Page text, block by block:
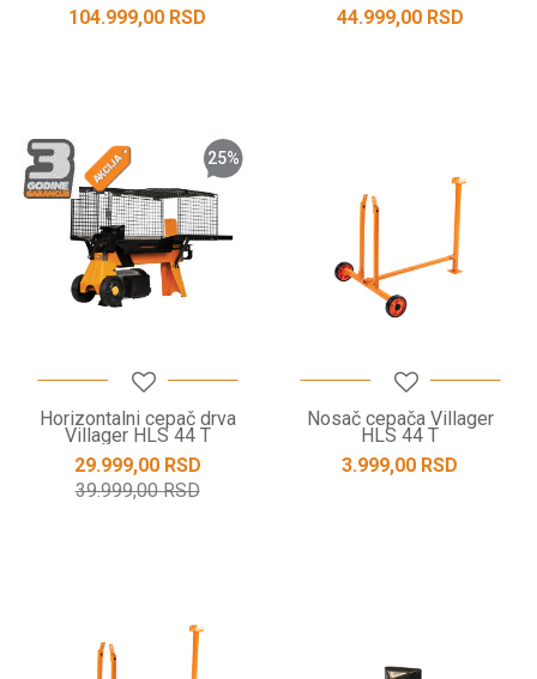
104.999,00 RSD
44.999,00 RSD
25%
Horizontalni cepač drva
Villager HLS 44 T
29.999,00 RSD
39.999,00RSD
Nosač cepača Villager
HLS 44 T
3.999,00 RSD